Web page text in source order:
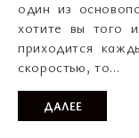
один из
хотите вы того
приходится
скоростью, то…
ДАЛЕЕ